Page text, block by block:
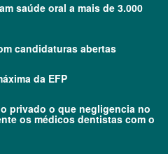
saúde oral a mais de 3.000
candidaturas abertas
da EFP
privado o que negligencia no
os médicos dentistas com o